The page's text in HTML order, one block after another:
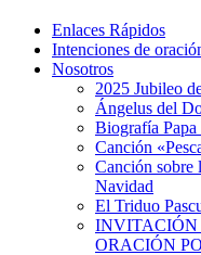
Enlaces Rápidos
Intenciones de
Nosotros
2025 Jubileo
Ángelus del
Biografía
Canción
Canción sobre
Navidad
El Triduo
INVITACIÓN
ORACIÓN